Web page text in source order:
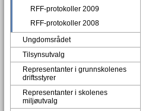
RFF-protokoller 2009
RFF-protokoller 2008
Ungdomsrådet
Tilsynsutvalg
Representanter i grunnskolenes
driftsstyrer
Representanter i skolenes
miljøutvalg